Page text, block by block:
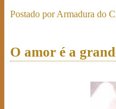
Postado porArmadura do
O amor é a